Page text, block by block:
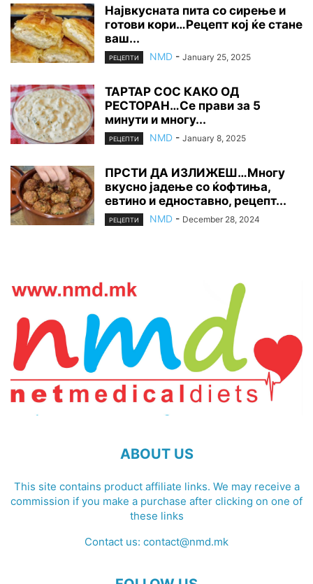
Највкусната пита со сирење и
готови кори…Рецепт кој ќе стане
ваш...
РЕЦЕПТИ NMD - January 25, 2025
ТАРТАР СОС КАКО ОД
РЕСТОРАН…Се прави за 5
минути и многу...
РЕЦЕПТИ NMD - January 8, 2025
ПРСТИ ДА ИЗЛИЖЕШ…Многу
вкусно јадење со ќофтиња,
евтино и едноставно, рецепт...
РЕЦЕПТИ NMD - December 28, 2024
ABOUT US
This site contains product affiliate links. We may receive a
commission if you make a purchase after clicking on one of
these links
Contact us: contact@nmd.mk